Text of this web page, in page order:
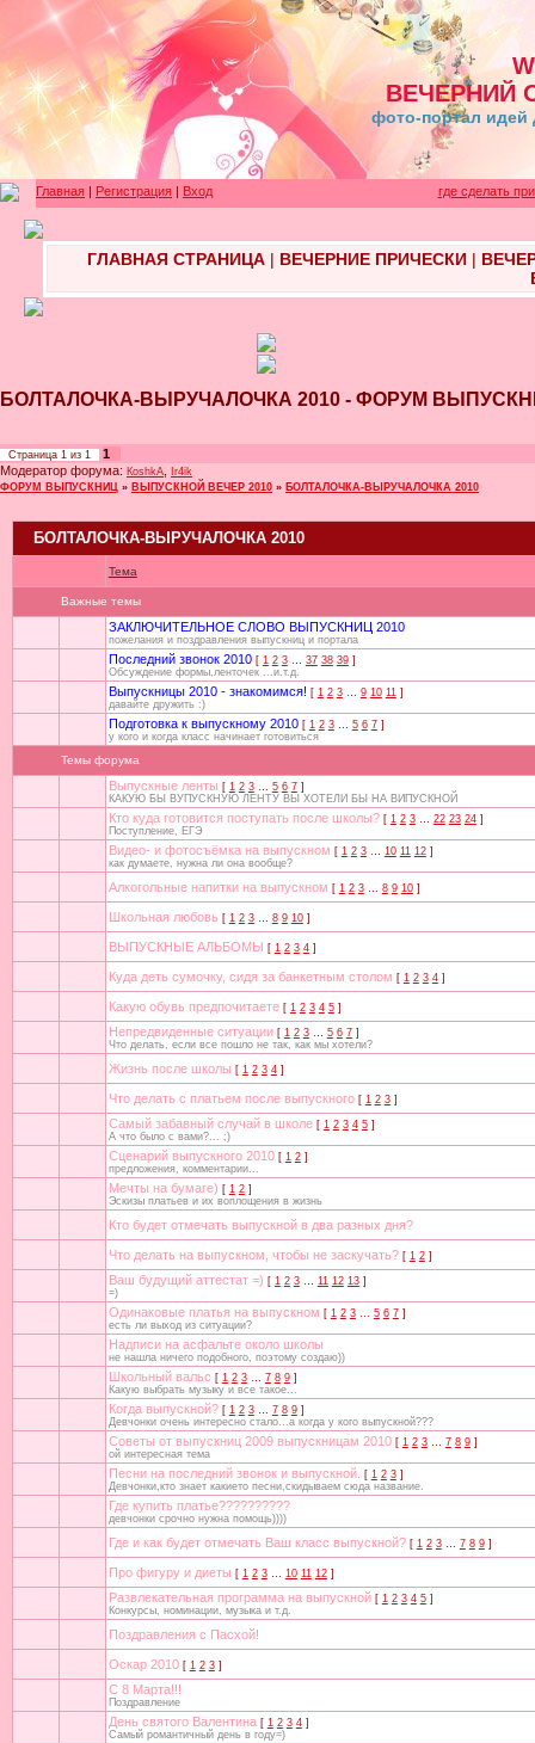
ВЕЧЕРНИЙ
фото-портал идей
Главная | Регистрация | Вход где сделать
ГЛАВНАЯ СТРАНИЦА| ВЕЧЕРНИЕ ПРИЧЕСКИ|
БОЛТАЛОЧКА-ВЫРУЧАЛОЧКА 2010 - ФОРУМ
Страница 1 из 1
1
Модератор форума: КoshkA,
Ir4ik
ФОРУМ ВЫПУСКНИЦ » ВЫПУСКНОЙ ВЕЧЕР 2010 » БОЛТАЛОЧКА-ВЫРУЧАЛОЧКА 2010
БОЛТАЛОЧКА-ВЫРУЧАЛОЧКА 2010
Тема
Важные темы
ЗАКЛЮЧИТЕЛЬНОЕ СЛОВО ВЫПУСКНИЦ 2010
пожелания и поздравления выпускниц и портала
Последний звонок 2010 [ 1 2 3… 37 38 39]
Обсуждение формы,ленточек ...и.т.д.
Выпускницы 2010 - знакомимся! [ 1 2 3… 9 10 11]
давайте дружить :)
Подготовка к выпускному 2010 [ 1 2 3… 5 6 7]
у кого и когда класс начинает готовиться
Темы форума
Выпускные ленты [ 1 2 3… 5 6 7]
КАКУЮ БЫ ВУПУСКНУЮ ЛЕНТУ ВЫ ХОТЕЛИ БЫ НА ВИПУСКНОЙ
Кто куда готовится поступать после школы? [ 1 2 3… 22 23 24]
Поступление, ЕГЭ
Видео- и фотосъёмка на выпускном [ 1 2 3… 10 11 12]
как думаете, нужна ли она вообще?
Алкогольные напитки на выпускном [ 1 2 3… 8 9 10]
Школьная любовь [ 1 2 3… 8 9 10]
ВЫПУСКНЫЕ АЛЬБОМЫ [ 1 2 3 4]
Куда деть сумочку, сидя за банкетным столом [ 1 2 3 4]
Какую обувь предпочитаете [ 1 2 3 4 5]
Непредвиденные ситуации [ 1 2 3… 5 6 7]
Что делать, если все пошло не так, как мы хотели?
Жизнь после школы [ 1 2 3 4]
Что делать с платьем после выпускного [ 1 2 3]
Самый забавный случай в школе [ 1 2 3 4 5]
А что было с вами?... ;)
Сценарий выпускного 2010 [ 1 2]
предложения, комментарии...
Мечты на бумаге) [ 1 2]
Эскизы платьев и их воплощения в жизнь
Кто будет отмечать выпускной в два разных дня?
Что делать на выпускном, чтобы не заскучать? [ 1 2]
Ваш будущий аттестат =) [ 1 2 3… 11 12 13]
=)
Одинаковые платья на выпускном [ 1 2 3… 5 6 7]
есть ли выход из ситуации?
Надписи на асфальте около школы
не нашла ничего подобного, поэтому создаю))
Школьный вальс [ 1 2 3… 7 8 9]
Какую выбрать музыку и все такое...
Когда выпускной? [ 1 2 3… 7 8 9]
Девчонки очень интересно стало...а когда у кого выпускной???
Советы от выпускниц 2009 выпускницам 2010 [ 1 2 3… 7 8 9]
ой интересная тема
Песни на последний звонок и выпускной. [ 1 2 3]
Девчонки,кто знает какието песни,скидываем сюда название.
Где купить платье??????????
девчонки срочно нужна помощь))))
Где и как будет отмечать Ваш класс выпускной? [ 1 2 3… 7 8 9]
Про фигуру и диеты [ 1 2 3… 10 11 12]
Развлекательная программа на выпускной [ 1 2 3 4 5]
Конкурсы, номинации, музыка и т.д.
Поздравления с Пасхой!
Оскар 2010 [ 1 2 3]
С 8 Марта!!!
Поздравление
День святого Валентина [ 1 2 3 4]
Самый романтичный день в году=)